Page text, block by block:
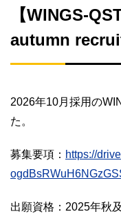
【WINGS-
autumn
2026年10月採用の
た。
募集要項： https://
出願資格：2025年秋